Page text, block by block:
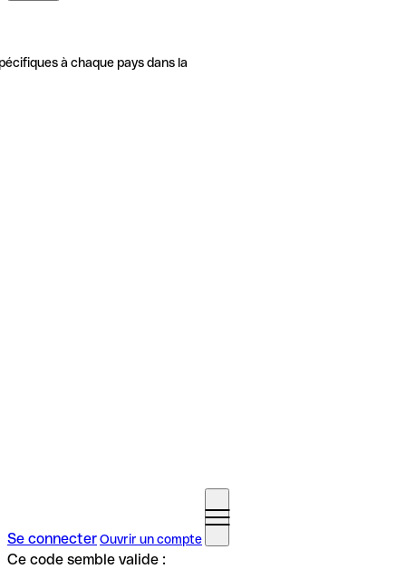
à chaque pays dans la
Se connecterOuvrir un compte
Ce code semble valide :